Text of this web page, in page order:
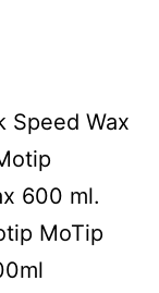
Speed Wax
600 ml.
MoTip